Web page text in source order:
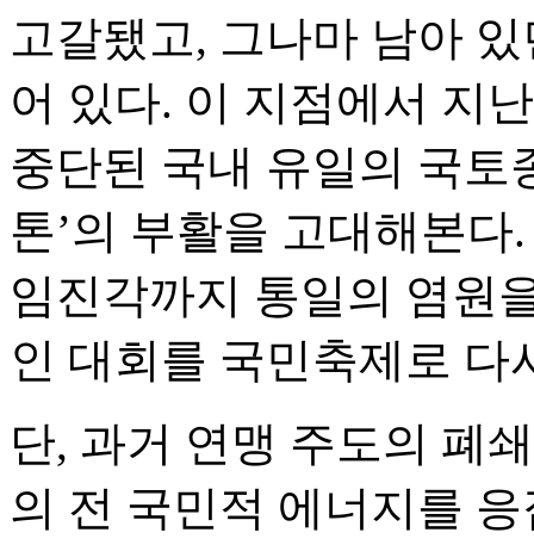
고갈됐고, 그나마 남아
어 있다. 이 지점에서 지
중단된 국내 유일의 국토
톤’의 부활을 고대해본
임진각까지 통일의 염원
인 대회를 국민축제로 다
단, 과거 연맹 주도의 폐
의 전 국민적 에너지를